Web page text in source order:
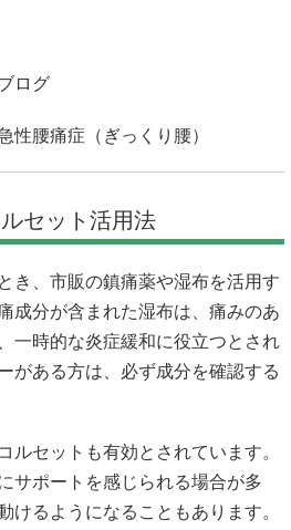
ログ
性腰痛症（ぎっくり腰）
セット活用法
き、市販の鎮痛薬や湿布を活用す
成分が含まれた湿布は、痛みのあ
一時的な炎症緩和に役立つとされ
がある方は、必ず成分を確認する
ルセットも有効とされています。
サポートを感じられる場合が多
けるようになることもあります。